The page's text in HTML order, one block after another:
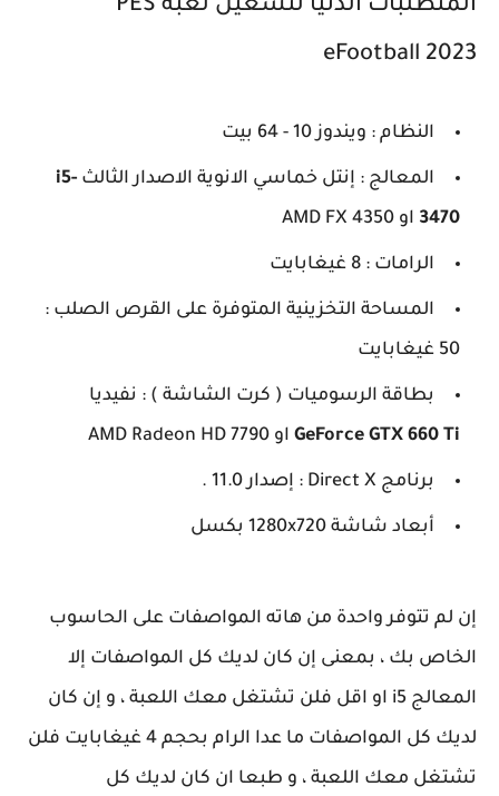
المتطلبات الدُنيا لتشغيل لعبة PES
eFootball 2023
النظام : ويندوز 10 - 64 بيت
المعالج : إنتل خماسي الانوية الاصدار الثالث i5-
3470 او AMD FX 4350
الرامات : 8 غيغابايت
المساحة التخزينية المتوفرة على القرص الصلب :
50 غيغابايت
بطاقة الرسوميات ( كرت الشاشة ) : نفيديا
GeForce GTX 660 Ti او AMD Radeon HD 7790
برنامج Direct X : إصدار 11.0 .
أبعاد شاشة 1280x720 بكسل
إن لم تتوفر واحدة من هاته المواصفات على الحاسوب
الخاص بك ، بمعنى إن كان لديك كل المواصفات إلا
المعالج i5 او اقل فلن تشتغل معك اللعبة ، و إن كان
لديك كل المواصفات ما عدا الرام بحجم 4 غيغابايت فلن
تشتغل معك اللعبة ، و طبعا ان كان لديك كل